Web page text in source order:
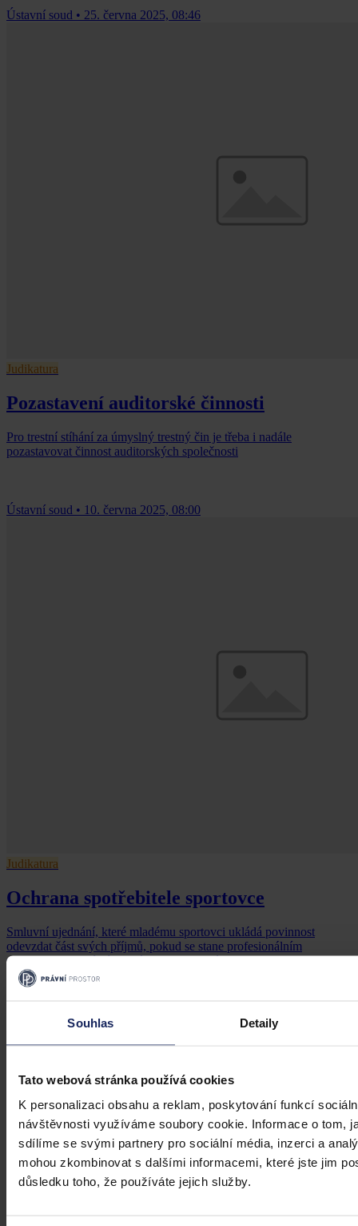
Souhlas Detaily
Tato webová stránka používá cookies
K personalizaci obsahu a reklam, poskytování funkcí
návštěvnosti využíváme soubory cookie. Informace o tom,
sdílíme se svými partnery pro sociální média, inzerci a
mohou zkombinovat s dalšími informacemi, které jste jim
důsledku toho, že používáte jejich služby.
Ústavní soud • 25. června 2025, 08:46
Judikatura
Pozastavení auditorské činnosti
Pro trestní stíhání za úmyslný trestný čin je třeba i nadále
pozastavovat činnost auditorských společnosti
Ústavní soud • 10. června 2025, 08:00
Judikatura
Ochrana spotřebitele sportovce
Smluvní ujednání, které mladému sportovci ukládá povinnost
odevzdat část svých příjmů, pokud se stane profesionálním
sportovcem, musí být jasné a srozumitelné